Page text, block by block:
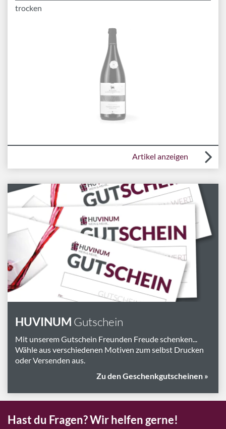
trocken
Artikel anzeigen
HUVINUM Gutschein
Mit unserem Gutschein Freunden Freude schenken...
Wähle aus verschiedenen Motiven zum selbst Drucken
oder Versenden aus.
Zu den Geschenkgutscheinen »
Hast du Fragen? Wir helfen gerne!